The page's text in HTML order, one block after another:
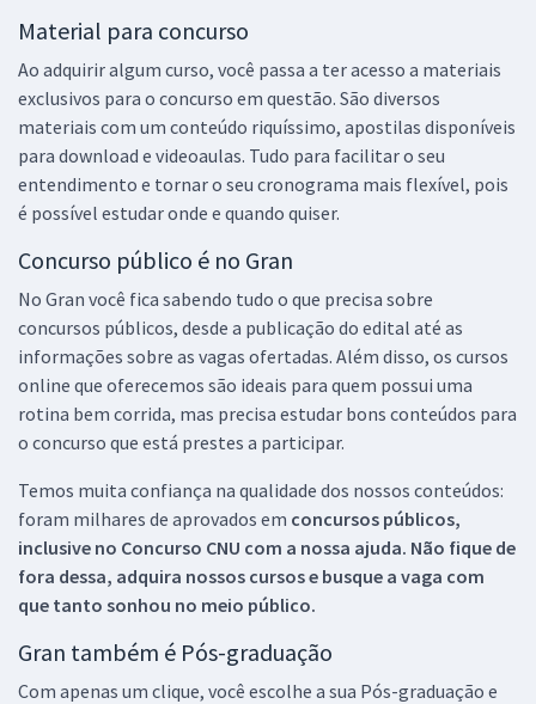
Material para concurso
Ao adquirir algum curso, você passa a ter acesso a materiais
exclusivos para o concurso em questão. São diversos
materiais com um conteúdo riquíssimo, apostilas disponíveis
para download e videoaulas. Tudo para facilitar o seu
entendimento e tornar o seu cronograma mais flexível, pois
é possível estudar onde e quando quiser.
Concurso público é no Gran
No Gran você fica sabendo tudo o que precisa sobre
concursos públicos, desde a publicação do edital até as
informações sobre as vagas ofertadas. Além disso, os cursos
online que oferecemos são ideais para quem possui uma
rotina bem corrida, mas precisa estudar bons conteúdos para
o concurso que está prestes a participar.
Temos muita confiança na qualidade dos nossos conteúdos:
foram milhares de aprovados em concursos públicos,
inclusive no Concurso CNU com a nossa ajuda. Não fique de
fora dessa, adquira nossos cursos e busque a vaga com
que tanto sonhou no meio público.
Gran também é Pós-graduação
Com apenas um clique, você escolhe a sua Pós-graduação e